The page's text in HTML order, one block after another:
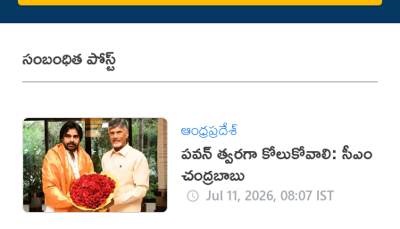
సంబంధిత పోస్ట్
ఆంధ్రప్రదేశ్
పవన్‌ త్వరగా కోలుకోవాలి: సీఎం
చంద్రబాబు
Jul 11, 2026, 08:07 IST